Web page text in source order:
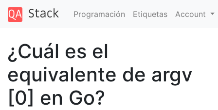
Programación Etiquetas Account
¿Cuál es el
equivalente de argv
[0] en Go?